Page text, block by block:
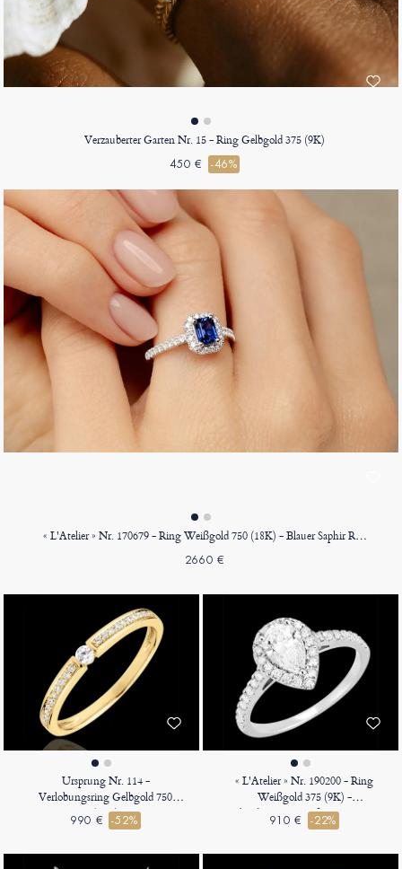
Verzauberter Garten Nr. 15 - Ring Gelbgold 375 (9K)
450 € -46%
« L'Atelier » Nr. 170679 - Ring Weißgold 750 (18K) - Blauer Saphir Rechteckig 0.5 Karat - Halo Diamant - Fassung Diamant
2660 €
Ursprung Nr. 114 -
Verlobungsring Gelbgold 750
(18K)
990 € -52%
« L'Atelier » Nr. 190200 - Ring
Weißgold 375 (9K) -
Labordiamant Tropfen 0.5 Karat -
Halo Labordiamant - Fassung
910 € -22%